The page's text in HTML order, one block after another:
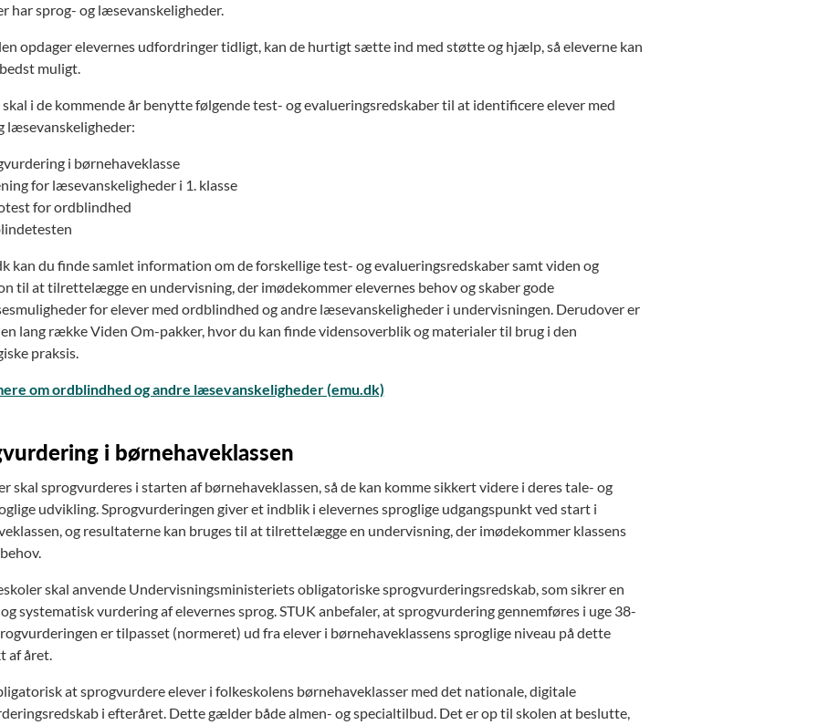
har sprog- og læsevanskeligheder.
opdager elevernes udfordringer tidligt, kan de hurtigt sætte ind med støtte og hjælp, så eleverne kan
muligt.
skal i de kommende år benytte følgende test- og evalueringsredskaber til at identificere elever med
læsevanskeligheder:
i børnehaveklasse
for læsevanskeligheder i 1. klasse
for ordblindhed
kan du finde samlet information om de forskellige test- og evalueringsredskaber samt viden og
til at tilrettelægge en undervisning, der imødekommer elevernes behov og skaber gode
for elever med ordblindhed og andre læsevanskeligheder i undervisningen. Derudover er
lang række Viden Om-pakker, hvor du kan finde vidensoverblik og materialer til brug i den
praksis.
om ordblindhed og andre læsevanskeligheder (emu.dk)
i børnehaveklassen
skal sprogvurderes i starten af børnehaveklassen, så de kan komme sikkert videre i deres tale- og
udvikling. Sprogvurderingen giver et indblik i elevernes sproglige udgangspunkt ved start i
og resultaterne kan bruges til at tilrettelægge en undervisning, der imødekommer klassens
skal anvende Undervisningsministeriets obligatoriske sprogvurderingsredskab, som sikrer en
systematisk vurdering af elevernes sprog. STUK anbefaler, at sprogvurdering gennemføres i uge 38-
er tilpasset (normeret) ud fra elever i børnehaveklassens sproglige niveau på dette
af året.
at sprogvurdere elever i folkeskolens børnehaveklasser med det nationale, digitale
i efteråret. Dette gælder både almen- og specialtilbud. Det er op til skolen at beslutte,